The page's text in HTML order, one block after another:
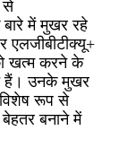
से
बारे में मुखर रहे
खत्म करने के
हैं। उनके मुखर
विशेष रूप से
बनाने में